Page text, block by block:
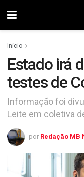
Início
Estado irá
testes de
Informação foi
Leite em coletiva
por Redação MB